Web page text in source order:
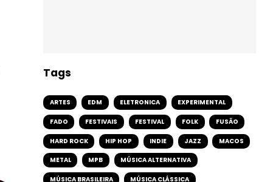
Tags
ARTES EDM ELETRONICA EXPERIMENTAL
FADO FESTIVAIS FESTIVAL FOLK FUSÃO
HARD ROCK HIP HOP INDIE JAZZ MACOS
METAL MPB MÚSICA ALTERNATIVA
MÚSICA BRASILEIRA MÚSICA CLÁSSICA